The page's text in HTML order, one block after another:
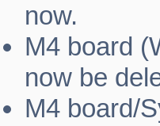
now.
M4 board
now be
M4 board/